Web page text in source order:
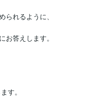
れるように、
お答えします。